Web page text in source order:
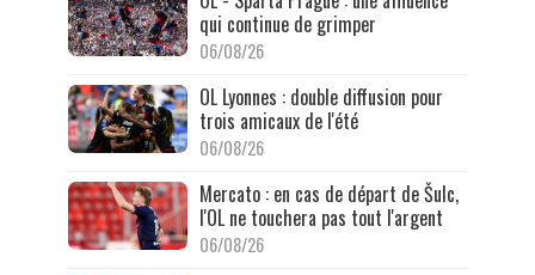
qui continue de grimper
06/08/26
OL Lyonnes : double diffusion pour
trois amicaux de l'été
06/08/26
Mercato : en cas de départ de Šulc,
l'OL ne touchera pas tout l'argent
06/08/26